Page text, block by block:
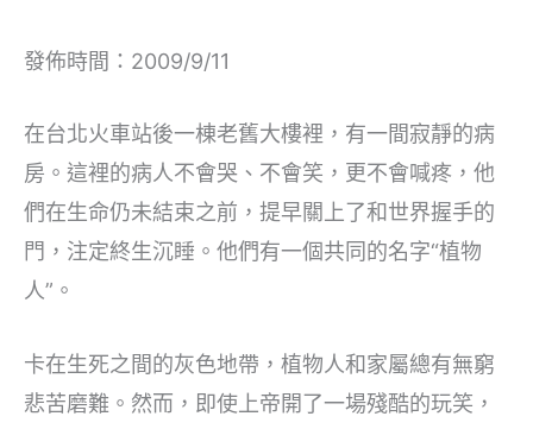
發佈時間：2009/9/11
在台北火車站後一棟老舊大樓裡，有一間寂靜的病
房。這裡的病人不會哭、不會笑，更不會喊疼，他
們在生命仍未結束之前，提早關上了和世界握手的
門，注定終生沉睡。他們有一個共同的名字“植物
人”。
卡在生死之間的灰色地帶，植物人和家屬總有無窮
悲苦磨難。然而，即使上帝開了一場殘酷的玩笑，